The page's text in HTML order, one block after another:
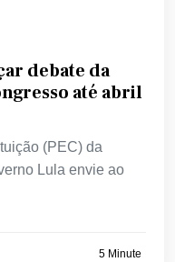
debate da
até abril
(PEC) da
Lula envie ao
5 Minute